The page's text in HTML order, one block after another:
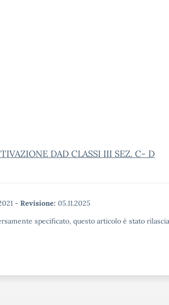
DAD CLASSI III SEZ. C- D
- Revisione: 05.11.2025
specificato, questo articolo è stato